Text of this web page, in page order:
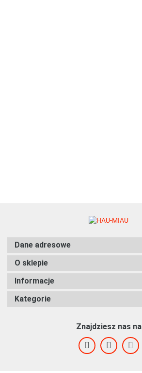
Dane adresowe
O sklepie
Informacje
Kategorie
Znajdziesz nas na